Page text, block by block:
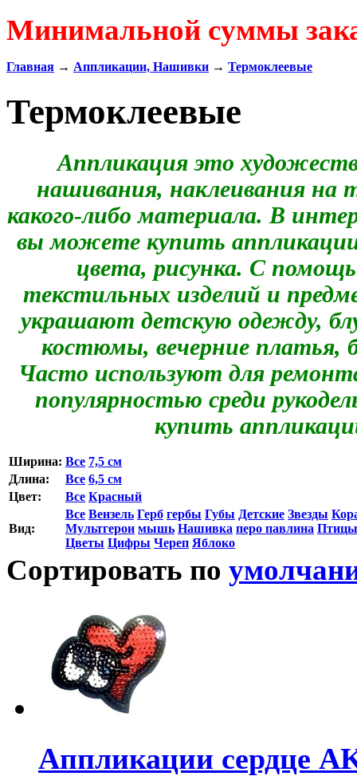
Минимальной суммы
Главная → Аппликации, Нашивки → Термоклеевые
Термоклеевые
Аппликация это
нашивания, наклеивания на
какого-либо материала. В
вы можете купить аппликации
цвета, рисунка. С
текстильных изделий и
украшают детскую одежду,
костюмы, вечерние платья,
Часто используют для
популярностью среди
купить
Ширина: Все 7,5 см
Длина:
Все 6,5 см
Цвет:
Все Красный
Вид:
Все Вензель Герб гербы Губы Детские Звезды
Мультгерои мышь Нашивка перо павлина Птицы
Цветы Цифры Череп Яблоко
Сортировать по
Аппликации сердце